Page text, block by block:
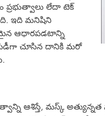
లేదా టెక్
ఇది మనిషిని
ఆధారపడటాన్ని
దోపిడీగా చూసిన దానికి మరో
ఆశిస్తే, మస్క్